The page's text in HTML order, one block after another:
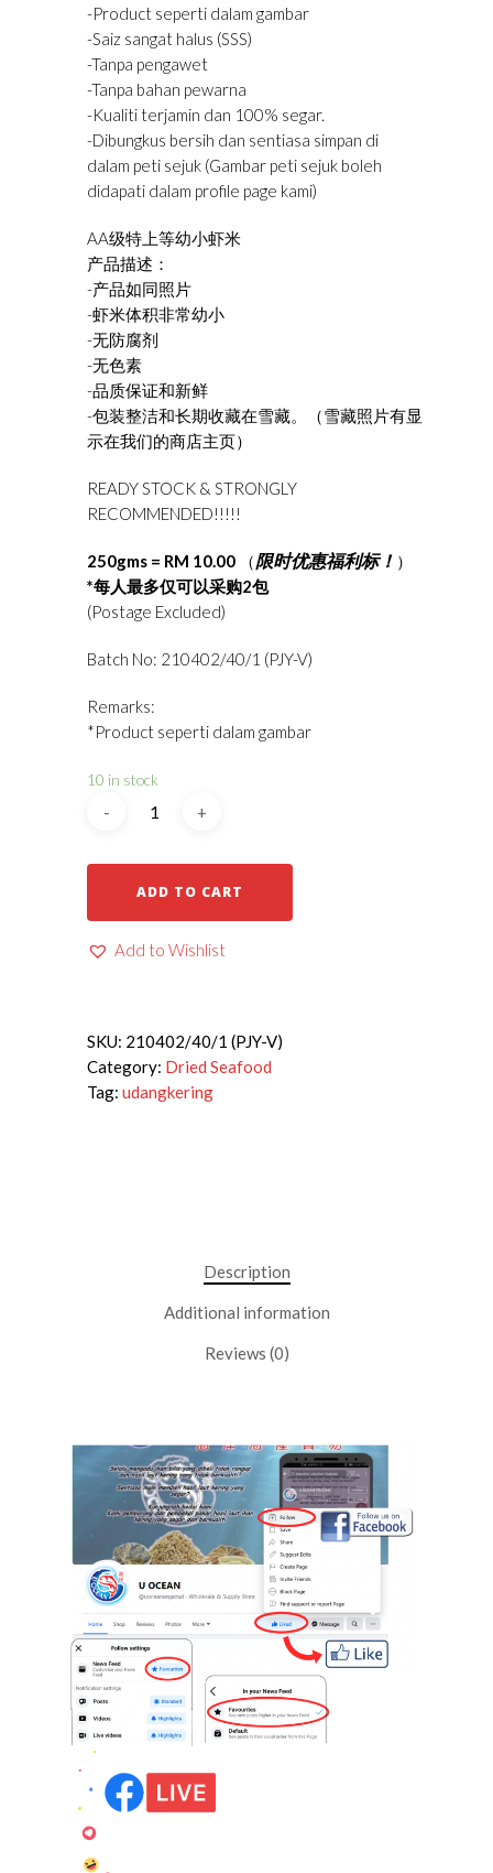
-Product seperti dalam gambar
-Saiz sangat halus (SSS)
-Tanpa pengawet
-Tanpa bahan pewarna
-Kualiti terjamin dan 100% segar.
-Dibungkus bersih dan sentiasa simpan di
dalam peti sejuk (Gambar peti sejuk boleh
didapati dalam profile page kami)
AA级特上等幼小虾米
产品描述：
-产品如同照片
-虾米体积非常幼小
-无防腐剂
-无色素
-品质保证和新鲜
-包装整洁和长期收藏在雪藏。（雪藏照片有显
示在我们的商店主页）
READY STOCK & STRONGLY
RECOMMENDED!!!!!
250gms = RM 10.00 （限时优惠福利标！ ）
*每人最多仅可以采购2包
(Postage Excluded)
Batch No: 210402/40/1 (PJY-V)
Remarks:
*Product seperti dalam gambar
10 in stock
ADD TO CART
Add to Wishlist
SKU: 210402/40/1 (PJY-V)
Category: Dried Seafood
Tag: udangkering
Description
Additional information
Reviews (0)